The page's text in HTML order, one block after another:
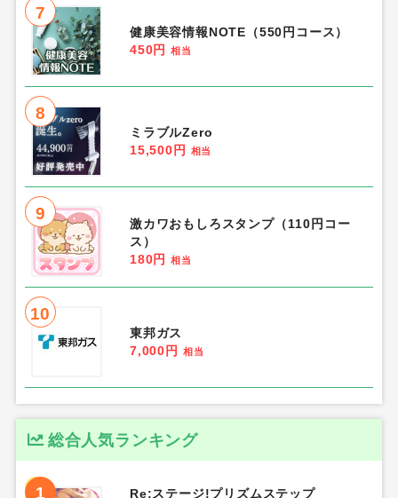
7
健康美容情報NOTE（550円コース）
450円
相当
8
ミラブルZero
15,500円
相当
9
激カワおもしろスタンプ（110円コー
ス）
180円
相当
10
東邦ガス
7,000円
相当
総合人気ランキング
1 Re:ステージ!プリズムステップ